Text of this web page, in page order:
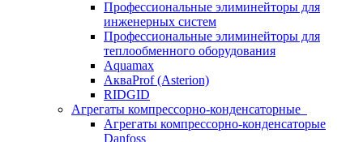
Профессиональные элиминейторы для
инженерных систем
Профессиональные элиминейторы для
теплообменного оборудования
Aquamax
АкваProf (Asterion)
RIDGID
Агрегаты компрессорно-конденсаторные
Агрегаты компрессорно-конденсаторые
Danfoss